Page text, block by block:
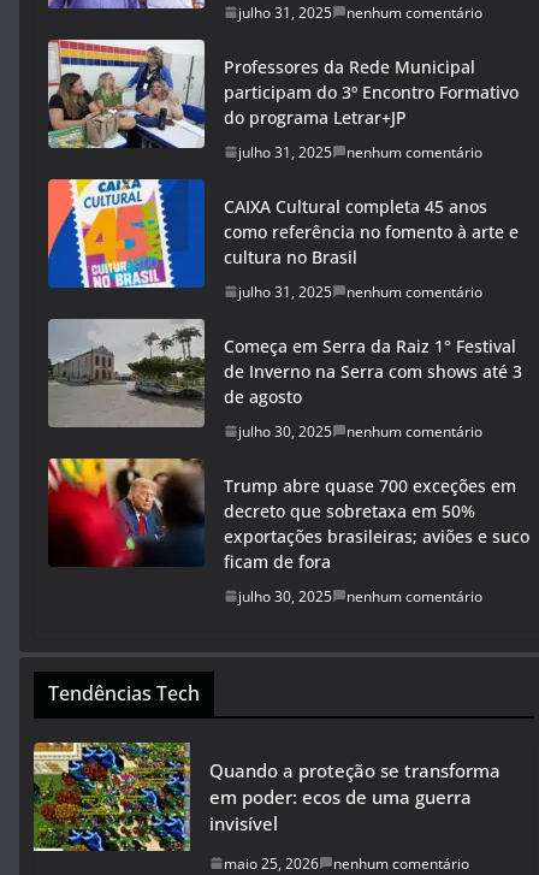
julho 31, 2025 nenhum comentário
Professores da Rede Municipal
participam do 3º Encontro Formativo
do programa Letrar+JP
julho 31, 2025 nenhum comentário
CAIXA Cultural completa 45 anos
como referência no fomento à arte e
cultura no Brasil
julho 31, 2025 nenhum comentário
Começa em Serra da Raiz 1° Festival
de Inverno na Serra com shows até 3
de agosto
julho 30, 2025 nenhum comentário
Trump abre quase 700 exceções em
decreto que sobretaxa em 50%
exportações brasileiras; aviões e suco
ficam de fora
julho 30, 2025 nenhum comentário
Tendências Tech
Quando a proteção se transforma
em poder: ecos de uma guerra
invisível
maio 25, 2026 nenhum comentário